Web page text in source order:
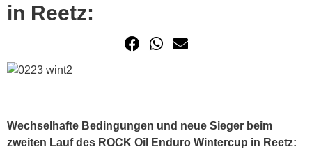
in Reetz:
Wechselhafte Bedingungen und neue Sieger beim
zweiten Lauf des ROCK Oil Enduro Wintercup in Reetz: